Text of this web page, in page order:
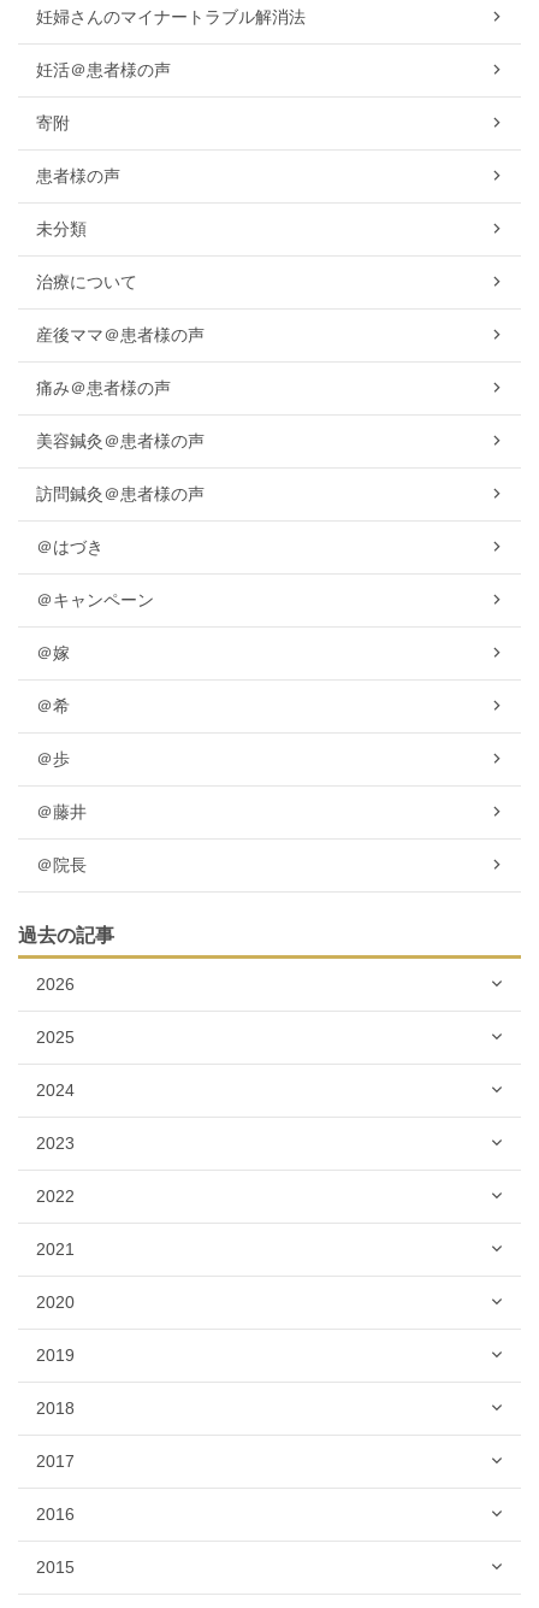
妊婦さんのマイナートラブル解消法
妊活＠患者様の声
寄附
患者様の声
未分類
治療について
産後ママ＠患者様の声
痛み＠患者様の声
美容鍼灸＠患者様の声
訪問鍼灸＠患者様の声
＠はづき
＠キャンペーン
＠嫁
＠希
＠歩
＠藤井
＠院長
過去の記事
2026
2025
2024
2023
2022
2021
2020
2019
2018
2017
2016
2015